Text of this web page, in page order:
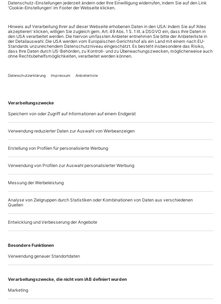
Garry Stewarts «Devolution» mit dem Australian Dance
Theatre
Paris
Australian Dance Theatre’s artistic director Garry Stewart
commissioned as one of the centerpieces of the 2006 Adelaide
Philippe Demers, an ex-NASA French-Canadian robotics
designer, the work also draws on the expertise of...
Der verbotene Schleier
Tanz in Istanbul ist radikaler, politischer und szeniger, als der Westen
denkt.
Katja Werner bereist die Weltstadt und trifft Choreografen, die eine
Mission haben: den Tanz sowohl in islamischer als auch westlicher
Tradition neu zu etablieren
Schleier.Istanbul im Juni. Das türkische Militär hat gerade
Neuwahlen erpresst, um die Präsidentschaftskandidatur des
moderaten islamistischen Außenministers Abdullah Gül zu
verhindern, weil dessen Frau Kopftuch trägt. Westeuropa
gratuliert reflexhaft zur strammen säkularen Haltung der
massenhaft gegen die Regierung demonstrierenden
Bevölkerung. Vor Ort sind die...